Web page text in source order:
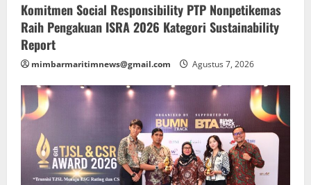
Komitmen Social Responsibility PTP Nonpetikemas
Raih Pengakuan ISRA 2026 Kategori Sustainability
Report
mimbarmaritimnews@gmail.com Agustus 7, 2026